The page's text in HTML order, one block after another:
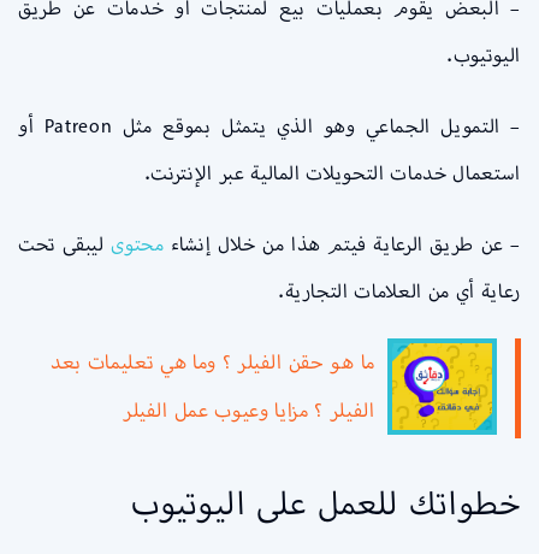
– البعض يقوم بعمليات بيع لمنتجات أو خدمات عن طريق
اليوتيوب.
– التمويل الجماعي وهو الذي يتمثل بموقع مثل Patreon أو
استعمال خدمات التحويلات المالية عبر الإنترنت.
– عن طريق الرعاية فيتم هذا من خلال إنشاء محتوىليبقى تحت
رعاية أي من العلامات التجارية.
ما هو حقن الفيلر ؟ وما هي تعليمات بعد
الفيلر ؟ مزايا وعيوب عمل الفيلر
خطواتك للعمل على اليوتيوب